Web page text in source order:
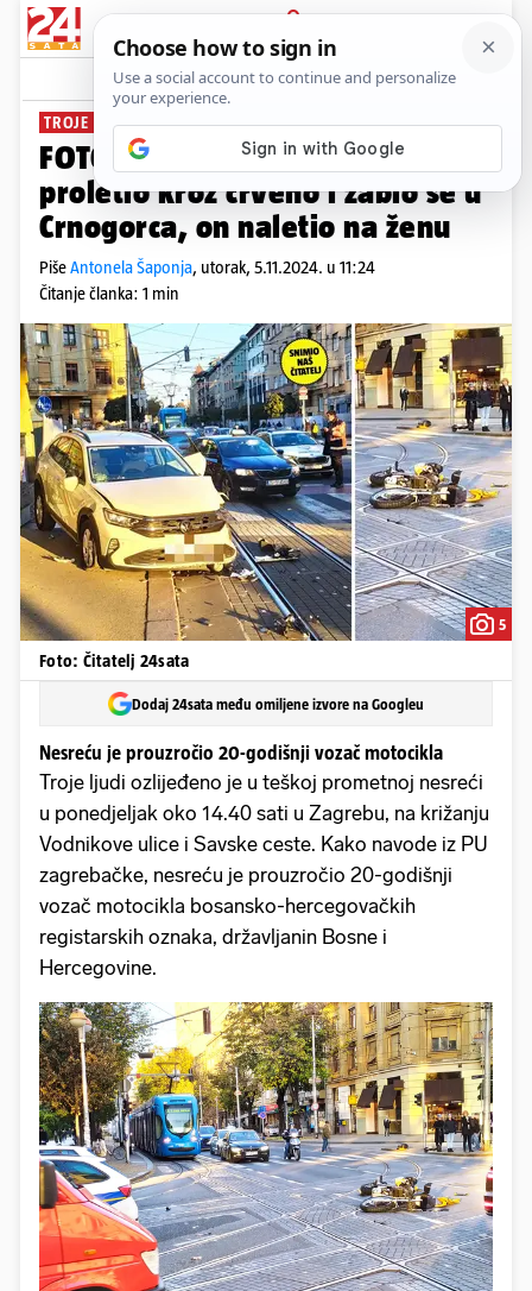
PRIJAVA
News Komentari
TROJE OZLIJEĐENIH
FOTO Kaos u Zagrebu: Bosanac
proletio kroz crveno i zabio se u
Crnogorca, on naletio na ženu
PišeAntonela Šaponja, utorak, 5.11.2024. u 11:24
Čitanje članka: 1 min
5
Foto: Čitatelj 24sata
Dodaj 24sata među omiljene izvore na Googleu
Nesreću je prouzročio 20-godišnji vozač motocikla
Troje ljudi ozlijeđeno je u teškoj prometnoj nesreći
u ponedjeljak oko 14.40 sati u Zagrebu, na križanju
Vodnikove ulice i Savske ceste. Kako navode iz PU
zagrebačke, nesreću je prouzročio 20-godišnji
vozač motocikla bosansko-hercegovačkih
registarskih oznaka, državljanin Bosne i
Hercegovine.